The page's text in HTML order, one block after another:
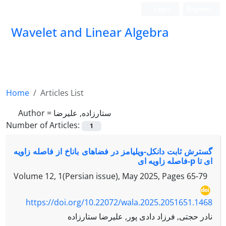
Wavelet and Linear Algebra
Home
Articles List
Author = ستارزاده, علیرضا
Number of Articles:
1
گسترش ثابت دانکل-ویلیامز در فضاهای باناخ از فاصله زاویه
ای تا p-فاصله زاویه ای
Volume 12, 1(Persian issue), May 2025, Pages 65-79
https://doi.org/10.22072/wala.2025.2051651.1468
نادر حجتی, فرزاد دادی پور, علیرضا ستارزاده